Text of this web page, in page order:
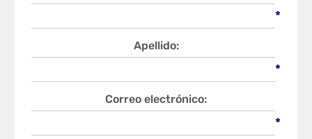
*
Apellido:
*
Correo electrónico:
*